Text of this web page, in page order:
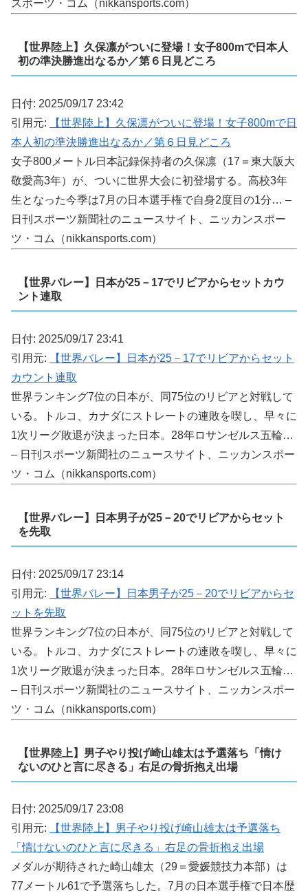
スポーツ・コム（nikkansports.com）
【世界陸上】久保凛がついに登場！女子800mで日本人
初の準決勝進出なるか／第６日見どころ
日付: 2025/09/17 23:42
引用元:
【世界陸上】久保凛がついに登場！女子800mで日
本人初の準決勝進出なるか／第６日見どころ
女子800メートル日本記録保持者の久保凛（17＝東大阪大
敬愛高3年）が、ついに世界大会に初登場する。高校3年
生となった今季は7月の日本選手権で自身2度目の1分… –
日刊スポーツ新聞社のニュースサイト、ニッカンスポー
ツ・コム（nikkansports.com）
【世界バレー】日本が25－17でリビアからセットカウ
ント連取
日付: 2025/09/17 23:41
引用元:
【世界バレー】日本が25－17でリビアからセット
カウント連取
世界ランキング7位の日本が、同75位のリビアと対戦して
いる。トルコ、カナダにストレートの連敗を喫し、早々に
1次リーグ敗退が決まった日本。28年ロサンゼルス五輪…
– 日刊スポーツ新聞社のニュースサイト、ニッカンスポー
ツ・コム（nikkansports.com）
【世界バレー】日本男子が25－20でリビアからセット
を先取
日付: 2025/09/17 23:14
引用元:
【世界バレー】日本男子が25－20でリビアからセ
ットを先取
世界ランキング7位の日本が、同75位のリビアと対戦して
いる。トルコ、カナダにストレートの連敗を喫し、早々に
1次リーグ敗退が決まった日本。28年ロサンゼルス五輪…
– 日刊スポーツ新聞社のニュースサイト、ニッカンスポー
ツ・コム（nikkansports.com）
【世界陸上】男子やり投げ崎山雄太は予選落ち「情け
ないのひと言に尽きる」右足の骨折抱え出場
日付: 2025/09/17 23:08
引用元:
【世界陸上】男子やり投げ崎山雄太は予選落ち
「情けないのひと言に尽きる」右足の骨折抱え出場
メダルが期待された崎山雄太（29＝愛媛競技力本部）は
77メートル61で予選落ちした。7月の日本選手権で日本歴